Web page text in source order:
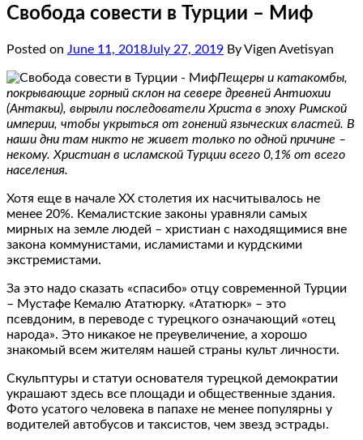
Свобода совести в Турции – Миф
Posted on June 11, 2018July 27, 2019 By Vigen Avetisyan
Пещеры и катакомбы,
покрывающие горный склон на севере древней Антиохии
(Антакьи), вырыли последователи Христа в эпоху Римской
империи, чтобы укрыться от гонений языческих властей. В
наши дни там никто не живет только по одной причине –
некому. Христиан в исламской Турции всего 0,1% от всего
населения.
Хотя еще в начале ХХ столетия их насчитывалось не
менее 20%. Кемалистские законы уравняли самых
мирных на земле людей – христиан с находящимися вне
закона коммунистами, исламистами и курдскими
экстремистами.
За это надо сказать «спасибо» отцу современной Турции
– Мустафе Кемалю Ататюрку. «Ататюрк» – это
псевдоним, в переводе с турецкого означающий «отец
народа». Это никакое не преувеличение, а хорошо
знакомый всем жителям нашей страны культ личности.
Скульптуры и статуи основателя турецкой демократии
украшают здесь все площади и общественные здания.
Фото усатого человека в папахе не менее популярны у
водителей автобусов и таксистов, чем звезд эстрады.